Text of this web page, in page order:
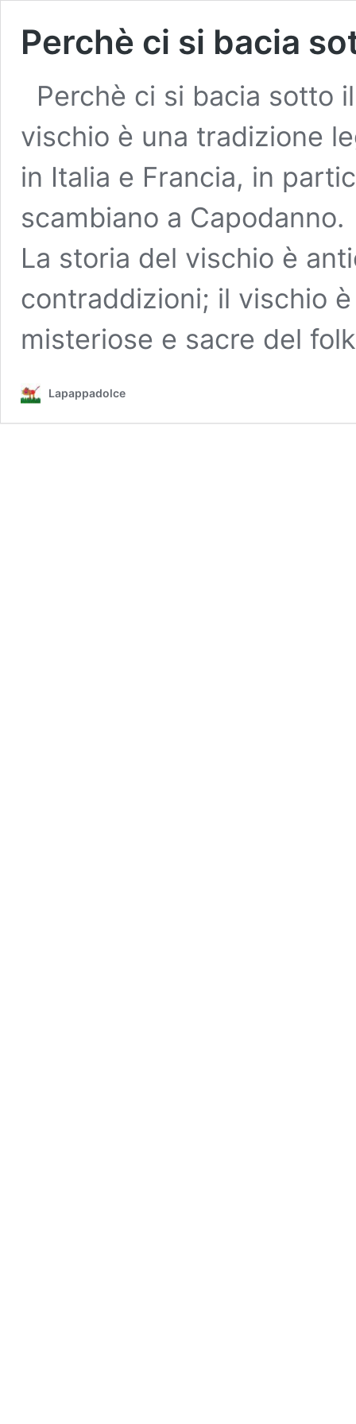
Perchè ci si bacia
Perchè ci si bacia sotto
vischio è una tradizione
in Italia e Francia, in
scambiano a Capodanno.
La storia del vischio è
contraddizioni; il vischio
misteriose e sacre del
Lapappadolce